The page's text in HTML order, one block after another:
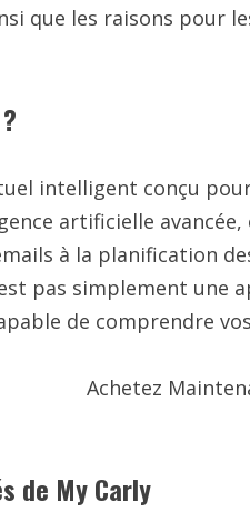
que les raisons pour
intelligent conçu
artificielle
à la planification
pas simplement
de comprendre
Achetez
de My Carly